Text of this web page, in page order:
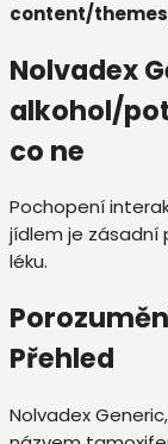
content/
Nolvadex
alkohol/
co ne
Pochopení
jídlem je zásadní
léku.
Přehled
Nolvadex